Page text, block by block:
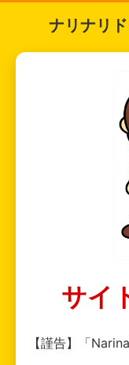
ナリナリ
サイ
【謹告】「